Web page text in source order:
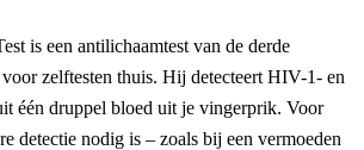
is een antilichaamtest van de derde
zelftesten thuis. Hij detecteert HIV-1- en
één druppel bloed uit je vingerprik. Voor
detectie nodig is – zoals bij een vermoeden